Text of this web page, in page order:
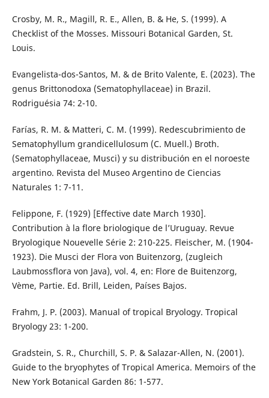
Crosby, M. R., Magill, R. E., Allen, B. & He, S. (1999). A
Checklist of the Mosses. Missouri Botanical Garden, St.
Louis.
Evangelista-dos-Santos, M. & de Brito Valente, E. (2023). The
genus Brittonodoxa (Sematophyllaceae) in Brazil.
Rodriguésia 74: 2-10.
Farías, R. M. & Matteri, C. M. (1999). Redescubrimiento de
Sematophyllum grandicellulosum (C. Muell.) Broth.
(Sematophyllaceae, Musci) y su distribución en el noroeste
argentino. Revista del Museo Argentino de Ciencias
Naturales 1: 7-11.
Felippone, F. (1929) [Effective date March 1930].
Contribution à la flore briologique de l’Uruguay. Revue
Bryologique Nouevelle Série 2: 210-225. Fleischer, M. (1904-
1923). Die Musci der Flora von Buitenzorg, (zugleich
Laubmossflora von Java), vol. 4, en: Flore de Buitenzorg,
Vème, Partie. Ed. Brill, Leiden, Países Bajos.
Frahm, J. P. (2003). Manual of tropical Bryology. Tropical
Bryology 23: 1-200.
Gradstein, S. R., Churchill, S. P. & Salazar-Allen, N. (2001).
Guide to the bryophytes of Tropical America. Memoirs of the
New York Botanical Garden 86: 1-577.